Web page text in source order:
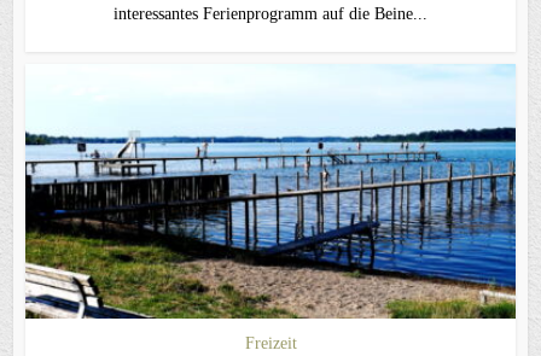
interessantes Ferienprogramm auf die Beine...
Freizeit